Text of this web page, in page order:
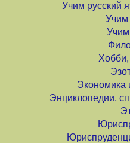
Учим русский
Учим
Экономика
Энциклопедии,